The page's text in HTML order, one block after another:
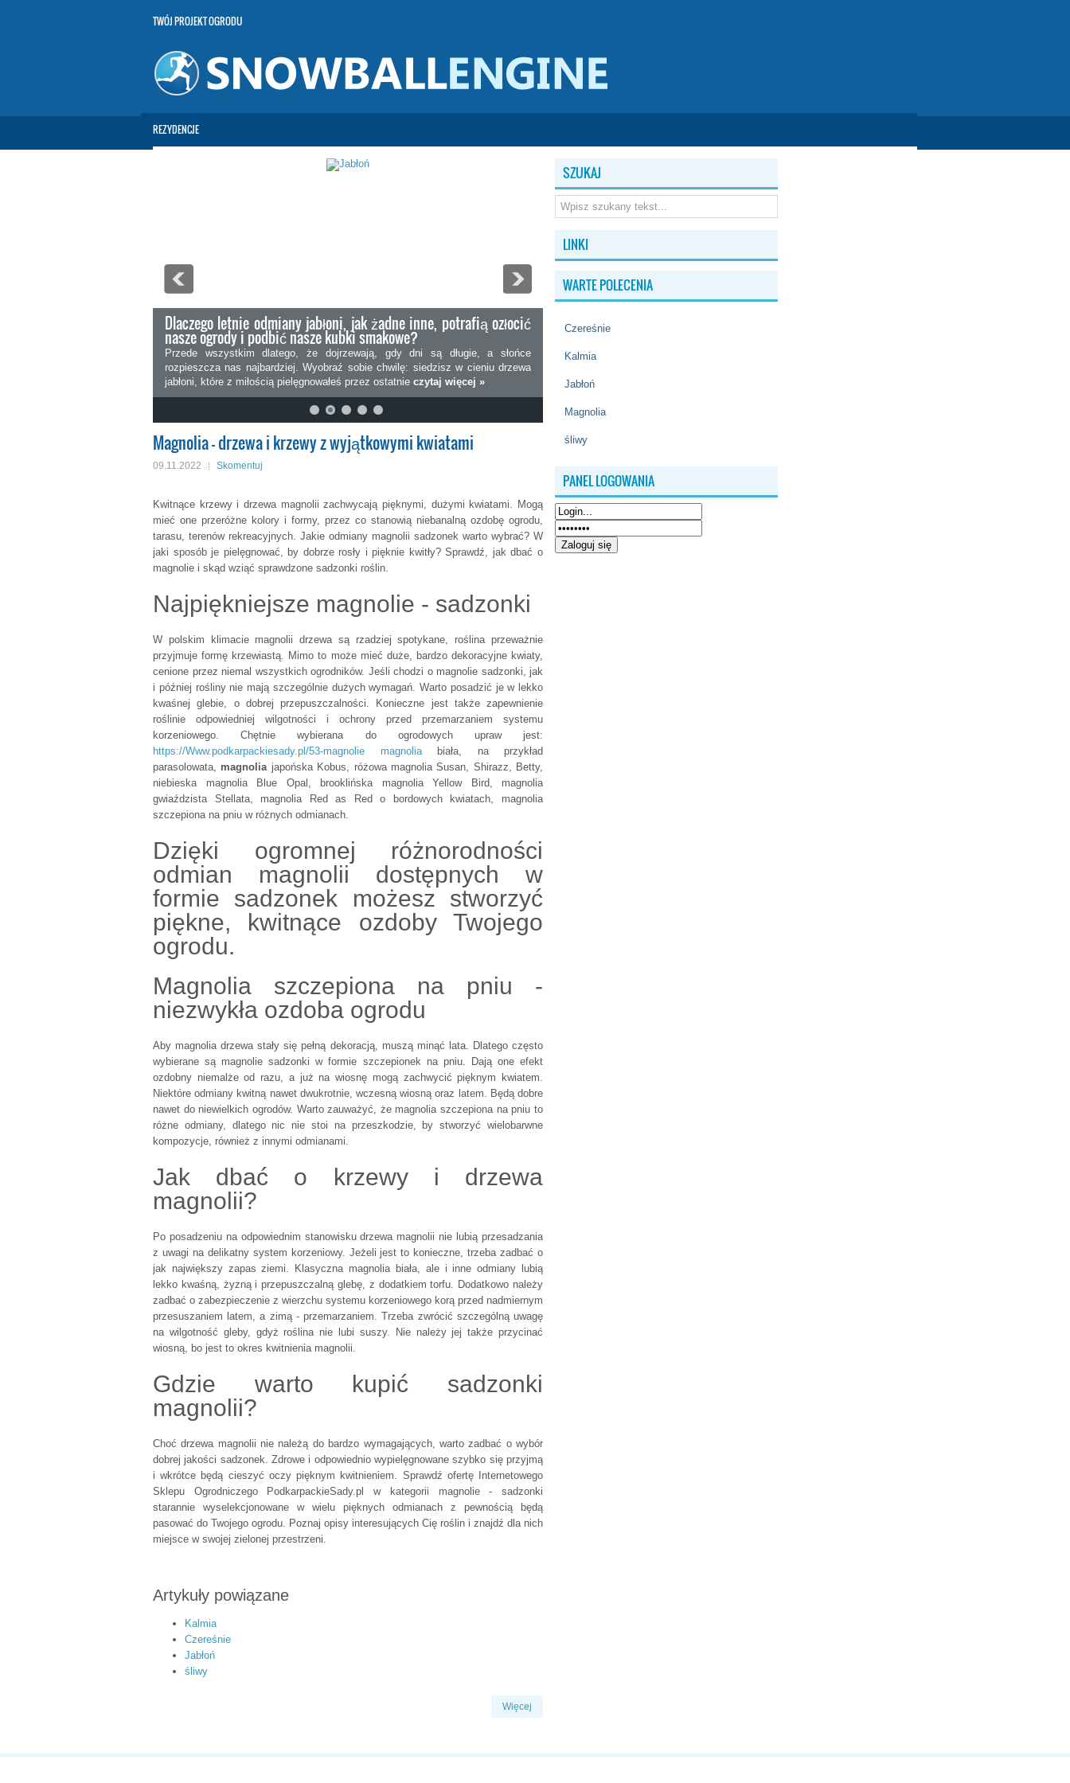
TWÓJ PROJEKT OGRODU
REZYDENCJE
Dlaczego letnie odmiany jabłoni, jak żadne inne, potrafią ozłocić
nasze ogrody i podbić nasze kubki smakowe?
Przede wszystkim dlatego, że dojrzewają, gdy dni są długie, a słońce
rozpieszcza nas najbardziej. Wyobraź sobie chwilę: siedzisz w cieniu drzewa
jabłoni, które z miłością pielęgnowałeś przez ostatnie czytaj więcej »
Magnolia - drzewa i krzewy z wyjątkowymi kwiatami
09.11.2022 Skomentuj
Kwitnące krzewy i drzewa magnolii zachwycają pięknymi, dużymi kwiatami. Mogą
mieć one przeróżne kolory i formy, przez co stanowią niebanalną ozdobę ogrodu,
tarasu, terenów rekreacyjnych. Jakie odmiany magnolii sadzonek warto wybrać? W
jaki sposób je pielęgnować, by dobrze rosły i pięknie kwitły? Sprawdź, jak dbać o
magnolie i skąd wziąć sprawdzone sadzonki roślin.
Najpiękniejsze magnolie - sadzonki
W polskim klimacie magnolii drzewa są rzadziej spotykane, roślina przeważnie
przyjmuje formę krzewiastą. Mimo to może mieć duże, bardzo dekoracyjne kwiaty,
cenione przez niemal wszystkich ogrodników. Jeśli chodzi o magnolie sadzonki, jak
i później rośliny nie mają szczególnie dużych wymagań. Warto posadzić je w lekko
kwaśnej glebie, o dobrej przepuszczalności. Konieczne jest także zapewnienie
roślinie odpowiedniej wilgotności i ochrony przed przemarzaniem systemu
korzeniowego. Chętnie wybierana do ogrodowych upraw jest:
https://Www.podkarpackiesady.pl/53-magnolie magnoliabiała, na przykład
parasolowata, magnoliajapońska Kobus, różowa magnolia Susan, Shirazz, Betty,
niebieska magnolia Blue Opal, brooklińska magnolia Yellow Bird, magnolia
gwiaździsta Stellata, magnolia Red as Red o bordowych kwiatach, magnolia
szczepiona na pniu w różnych odmianach.
Dzięki ogromnej różnorodności
odmian magnolii dostępnych w
formie sadzonek możesz stworzyć
piękne, kwitnące ozdoby Twojego
ogrodu.
Magnolia szczepiona na pniu -
niezwykła ozdoba ogrodu
Aby magnolia drzewa stały się pełną dekoracją, muszą minąć lata. Dlatego często
wybierane są magnolie sadzonki w formie szczepionek na pniu. Dają one efekt
ozdobny niemalże od razu, a już na wiosnę mogą zachwycić pięknym kwiatem.
Niektóre odmiany kwitną nawet dwukrotnie, wczesną wiosną oraz latem. Będą dobre
nawet do niewielkich ogrodów. Warto zauważyć, że magnolia szczepiona na pniu to
różne odmiany, dlatego nic nie stoi na przeszkodzie, by stworzyć wielobarwne
kompozycje, również z innymi odmianami.
Jak dbać o krzewy i drzewa
magnolii?
Po posadzeniu na odpowiednim stanowisku drzewa magnolii nie lubią przesadzania
z uwagi na delikatny system korzeniowy. Jeżeli jest to konieczne, trzeba zadbać o
jak największy zapas ziemi. Klasyczna magnolia biała, ale i inne odmiany lubią
lekko kwaśną, żyzną i przepuszczalną glebę, z dodatkiem torfu. Dodatkowo należy
zadbać o zabezpieczenie z wierzchu systemu korzeniowego korą przed nadmiernym
przesuszaniem latem, a zimą - przemarzaniem. Trzeba zwrócić szczególną uwagę
na wilgotność gleby, gdyż roślina nie lubi suszy. Nie należy jej także przycinać
wiosną, bo jest to okres kwitnienia magnolii.
Gdzie warto kupić sadzonki
magnolii?
Choć drzewa magnolii nie należą do bardzo wymagających, warto zadbać o wybór
dobrej jakości sadzonek. Zdrowe i odpowiednio wypielęgnowane szybko się przyjmą
i wkrótce będą cieszyć oczy pięknym kwitnieniem. Sprawdź ofertę Internetowego
Sklepu Ogrodniczego PodkarpackieSady.pl w kategorii magnolie - sadzonki
starannie wyselekcjonowane w wielu pięknych odmianach z pewnością będą
pasować do Twojego ogrodu. Poznaj opisy interesujących Cię roślin i znajdź dla nich
miejsce w swojej zielonej przestrzeni.
Artykuły powiązane
Kalmia
Czereśnie
Jabłoń
śliwy
Więcej
SZUKAJ
LINKI
WARTE POLECENIA
Czereśnie
Kalmia
Jabłoń
Magnolia
śliwy
PANEL LOGOWANIA